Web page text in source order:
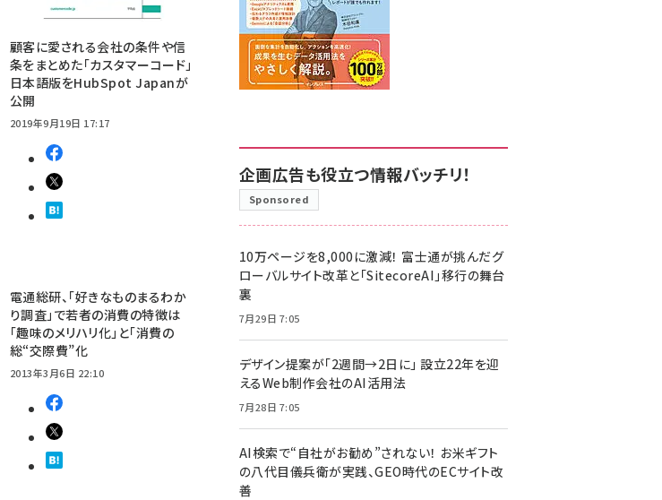
顧客に愛される会社の条件や信
条をまとめた「カスタマーコード」
日本語版をHubSpot Japanが
公開
2019年9月19日 17:17
電通総研、「好きなものまるわか
り調査」で若者の消費の特徴は
「趣味のメリハリ化」と「消費の
総“交際費”化
2013年3月6日 22:10
企画広告も役立つ情報バッチリ！
Sponsored
10万ページを8,000に激減！ 富士通が挑んだグ
ローバルサイト改革と「SitecoreAI」移行の舞台
裏
7月29日 7:05
デザイン提案が「2週間→2日に」 設立22年を迎
えるWeb制作会社のAI活用法
7月28日 7:05
AI検索で“自社がお勧め”されない！ お米ギフト
の八代目儀兵衛が実践、GEO時代のECサイト改
善